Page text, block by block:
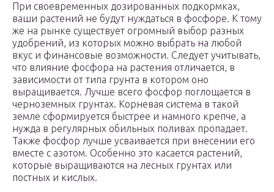
При своевременных дозированных подкормках,
ваши растений не будут нуждаться в фосфоре. К тому
же на рынке существует огромный выбор разных
удобрений, из которых можно выбрать на любой
вкус и финансовые возможности. Следует учитывать,
что влияние фосфора на растения отличается, в
зависимости от типа грунта в котором оно
выращивается. Лучше всего фосфор поглощается в
черноземных грунтах. Корневая система в такой
земле сформируется быстрее и намного крепче, а
нужда в регулярных обильных поливах пропадает.
Также фосфор лучше усваивается при внесении его
вместе с азотом. Особенно это касается растений,
которые выращиваются на лесных грунтах или
постных и кислых.